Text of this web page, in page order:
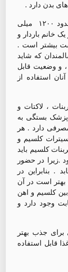
بدن دارد .
اما میزان کلسیم مورد نیاز افراد سالمند حدود ۱۲۰۰ میلی
خانم باردار و
روز است بیشتر است .
که شاید
، و وضعیت قابل
استفاده از
، لاکتات و
پزشک بستگی به
دارد . هر
کلسیم و
کلسیم باید
.زیرا در حضور
. بنابراین در
است در آن
کلسیم و اهن
وجود دارد و
برای جذب بهتر
قابل استفاده